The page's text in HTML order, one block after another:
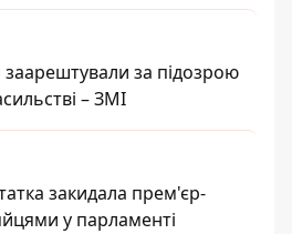
за підозрою
– ЗМІ
закидала прем'єр-
у парламенті